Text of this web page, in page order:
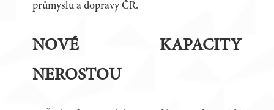
průmyslu a dopravy ČR.
NOVÉ KAPACITY
NEROSTOU